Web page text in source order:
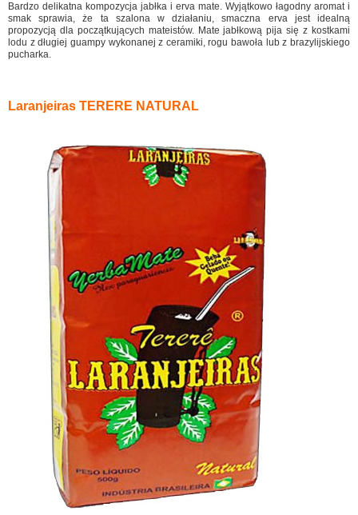
Bardzo delikatna kompozycja jabłka i erva mate. Wyjątkowo łagodny aromat i
smak sprawia, że ta szalona w działaniu, smaczna erva jest idealną
propozycją dla początkujących mateistów. Mate jabłkową pija się z kostkami
lodu z długiej guampy wykonanej z ceramiki, rogu bawoła lub z brazylijskiego
pucharka.
Laranjeiras TERERE NATURAL